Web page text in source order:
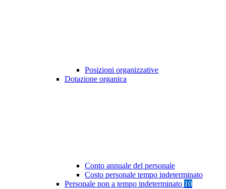
Posizioni organizzative
Dotazione organica
Conto annuale del personale
Costo personale tempo indeterminato
Personale non a tempo indeterminato 10